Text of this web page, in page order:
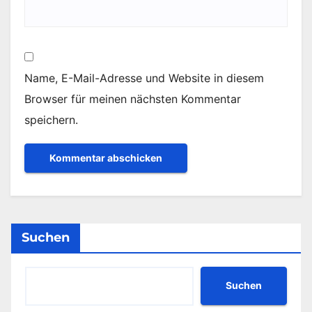
Name, E-Mail-Adresse und Website in diesem
Browser für meinen nächsten Kommentar
speichern.
Suchen
Suchen